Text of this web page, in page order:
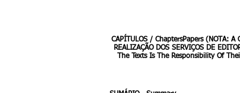
CAPÍTULOS / ChaptersPapers (NOTA: A
REALIZAÇÃO DOS SERVIÇOS DE
The Texts Is The Responsibility Of